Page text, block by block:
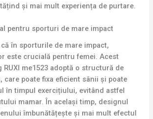
și mai mult experiența de purtare.
pentru sporturi de mare impact
că în sporturile de mare impact,
este crucială pentru femei. Acest
me1523 adoptă o structură de
care poate fixa eficient sânii și poate
în timpul exercițiului, evitând astfel
mamar. În același timp, designul
îmbunătățește și mai mult efectul